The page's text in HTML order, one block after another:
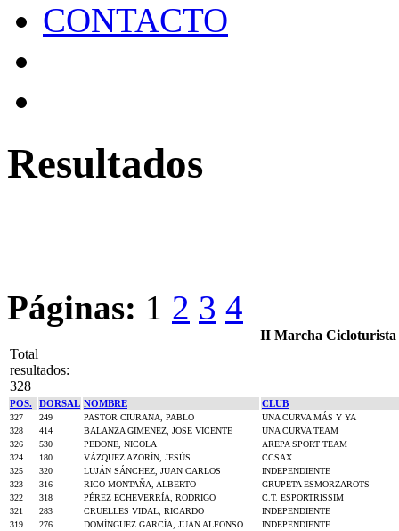
CONTACTO
Resultados
Páginas: 1 2 3 4
II Marcha Cicloturista
Total
resultados:
328
POS. DORSAL NOMBRE CLUB
327 249 PASTOR CIURANA, PABLO
UNA CURVA MÁS Y YA
328
414 BALANZA GIMENEZ, JOSE VICENTE
UNA CURVA TEAM
326
530 PEDONE, NICOLA
AREPA SPORT TEAM
324
180 VÁZQUEZ AZORÍN, JESÚS
CCSAX
325
320 LUJÁN SÁNCHEZ, JUAN CARLOS
INDEPENDIENTE
323
316 RICO MONTAÑA, ALBERTO
GRUPETA ESMORZAROTS
322
318 PÉREZ ECHEVERRÍA, RODRIGO
C.T. ESPORTRISSIM
321
283 CRUELLES VIDAL, RICARDO
INDEPENDIENTE
319
276 DOMÍNGUEZ GARCÍA, JUAN ALFONSO
INDEPENDIENTE